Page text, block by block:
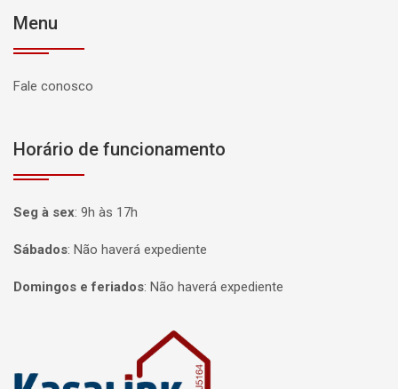
Menu
Fale conosco
Horário de funcionamento
Seg à sex: 9h às 17h
Sábados: Não haverá expediente
Domingos e feriados: Não haverá expediente